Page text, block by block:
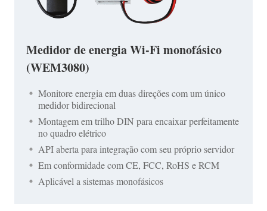
Medidor de energia Wi-Fi monofásico
(WEM3080)
Monitore energia em duas direções com um único
medidor bidirecional
Montagem em trilho DIN para encaixar perfeitamente
no quadro elétrico
API aberta para integração com seu próprio servidor
Em conformidade com CE, FCC, RoHS e RCM
Aplicável a sistemas monofásicos